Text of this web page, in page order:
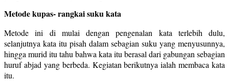
Metode kupas- rangkai suku kata
Metode ini di mulai dengan pengenalan kata terlebih dulu,
selanjutnya kata itu pisah dalam sebagian suku yang menyusunnya,
hingga murid itu tahu bahwa kata itu berasal dari gabungan sebagian
huruf abjad yang berbeda. Kegiatan berikutnya ialah membaca kata
itu.